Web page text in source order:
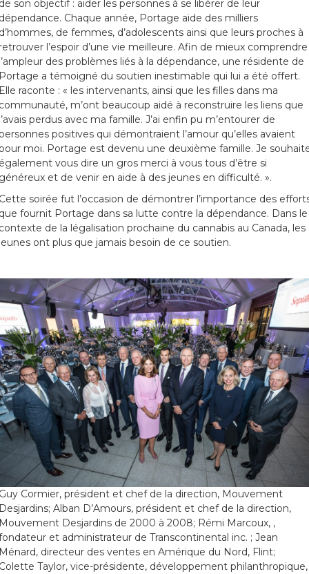
son objectif : aider les personnes à se libérer de leur
Chaque année, Portage aide des milliers
de femmes, d’adolescents ainsi que leurs proches à
l’espoir d’une vie meilleure. Afin de mieux comprendre
des problèmes liés à la dépendance, une résidente de
a témoigné du soutien inestimable qui lui a été offert.
raconte : « les intervenants, ainsi que les filles dans ma
m’ont beaucoup aidé à reconstruire les liens que
perdus avec ma famille. J’ai enfin pu m’entourer de
positives qui démontraient l’amour qu’elles avaient
moi. Portage est devenu une deuxième famille. Je
vous dire un gros merci à vous tous d’être si
et de venir en aide à des jeunes en difficulté. ».
soirée fut l’occasion de démontrer l’importance des
fournit Portage dans sa lutte contre la dépendance. Dans le
de la légalisation prochaine du cannabis au Canada, les
ont plus que jamais besoin de ce soutien.
Cormier, président et chef de la direction, Mouvement
Alban D’Amours, président et chef de la direction,
Desjardins de 2000 à 2008; Rémi Marcoux, ,
et administrateur de Transcontinental inc. ; Jean
directeur des ventes en Amérique du Nord, Flint;
Taylor, vice-présidente, développement philanthropique,